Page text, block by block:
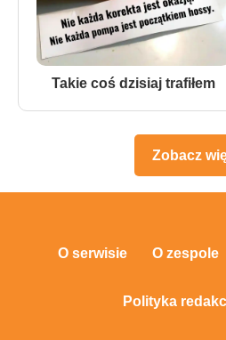
Takie coś dzisiaj trafiłem
Zobacz
O serwisie O zespole
Polityka